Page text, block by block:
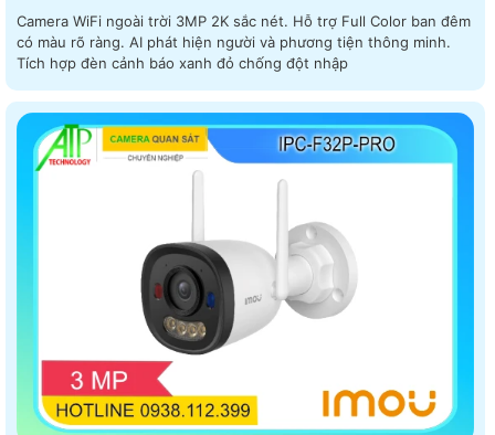
Camera WiFi ngoài trời 3MP 2K sắc nét. Hỗ trợ Full Color ban đêm
có màu rõ ràng. AI phát hiện người và phương tiện thông minh.
Tích hợp đèn cảnh báo xanh đỏ chống đột nhập